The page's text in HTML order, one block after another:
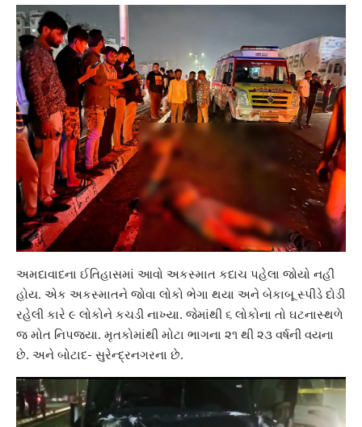
અમદાવાદના ઈતિહાસમાં આવો અકસ્માત કદાચ પહેલા જોયો નહીં
હોય. એક અકસ્માતને જોવા લોકો ભેગા થયા અને બેકાબૂ સ્પીડે દોડી
રહેલી કારે ૯ લોકોને કચડી નાખ્યા. જેમાંથી ૬ લોકોના તો ઘટનાસ્થળે
જ મોત નિપજ્યા. મૃતકોમાંથી મોટા ભાગના ૨૧ થી ૨૩ વર્ષની વયના
છે. અને બોટાદ- સુરેન્દ્રનગરના છે.